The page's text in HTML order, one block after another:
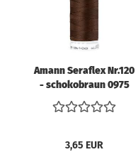
Amann Seraflex Nr.120
- schokobraun 0975
3,65 EUR